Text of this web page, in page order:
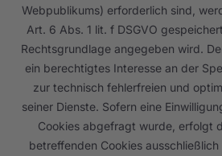
Webpublikums) erforderlich sind,
Art. 6 Abs. 1 lit. f DSGVO
Rechtsgrundlage angegeben wird.
ein berechtigtes Interesse an der
zur technisch fehlerfreien und
seiner Dienste. Sofern eine
Cookies abgefragt wurde, erfolgt
betreffenden Cookies